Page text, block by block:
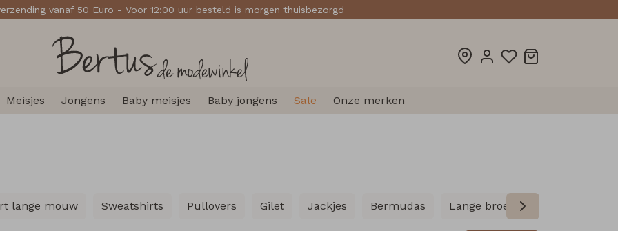
vanaf 50 Euro - Voor 12:00 uur besteld is morgen thuisbezorgd
Meisjes Jongens Baby meisjes Baby jongens Sale Onze merken
lange mouw Sweatshirts Pullovers Gilet Jackjes Bermudas Lange broeken